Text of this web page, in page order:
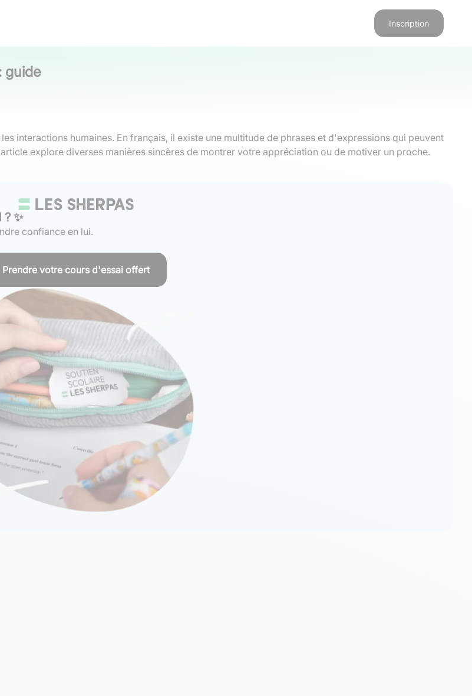
Inscription
guide
interactions humaines. En français, il existe une multitude de phrases et d'expressions qui peuvent
explore diverses manières sincères de montrer votre appréciation ou de motiver un proche.
✨
confiance en lui.
Prendre votre cours d'essai offert